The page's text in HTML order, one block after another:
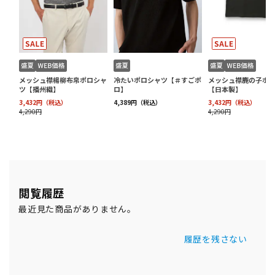
閲覧履歴
最近見た商品がありません。
履歴を残さない